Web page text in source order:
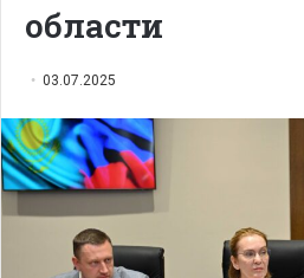
области
03.07.2025